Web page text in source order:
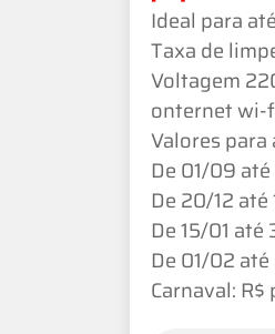
Ideal para
Taxa de
Voltagem
onternet wi-
Valores
De 01/09
De 20/12
De 15/01
De 01/02
Carnaval: R$